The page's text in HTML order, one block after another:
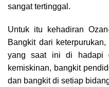
sangat tertinggal.
Untuk itu kehadiran
Bangkit dari
yang saat ini di hadapi
kemiskinan, bangkit
dan bangkit di setiap